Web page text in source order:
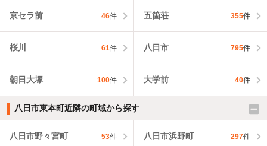
京セラ前 46件 五箇荘 355件
桜川 61件 八日市 795件
朝日大塚 100件 大学前 40件
八日市東本町近隣の町域から探す
八日市野々宮町 53件 八日市浜野町 297件